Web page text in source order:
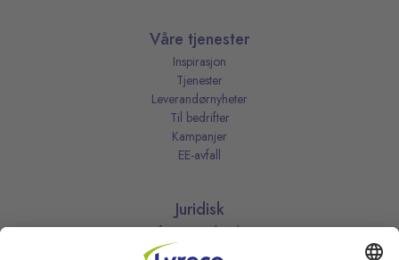
Våre tjenester
Inspirasjon
Tjenester
Leverandørnyheter
Til bedrifter
Kampanjer
EE-avfall
Juridisk
Informasjonskapsler
Kjøpsbetingelser